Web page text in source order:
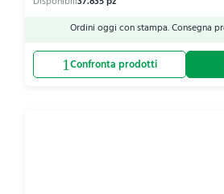
Ordini oggi con stampa. Consegna